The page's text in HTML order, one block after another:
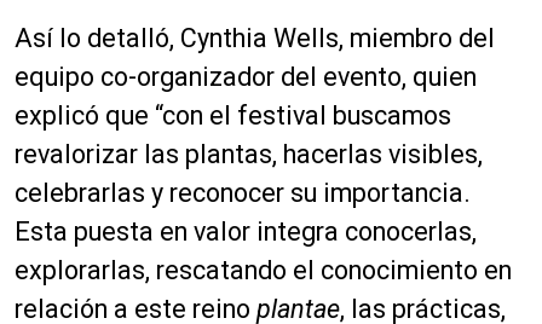
Así lo detalló, Cynthia Wells, miembro del
equipo co-organizador del evento, quien
explicó que “con el festival buscamos
revalorizar las plantas, hacerlas visibles,
celebrarlas y reconocer su importancia.
Esta puesta en valor integra conocerlas,
explorarlas, rescatando el conocimiento en
relación a este reino plantae, las prácticas,